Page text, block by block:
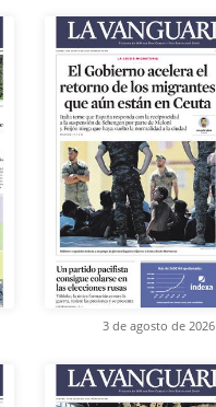
3 de agosto de 2026